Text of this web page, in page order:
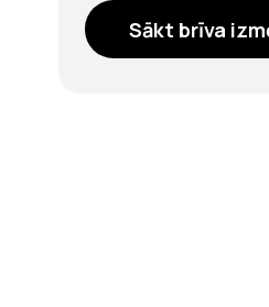
Sākt brīva